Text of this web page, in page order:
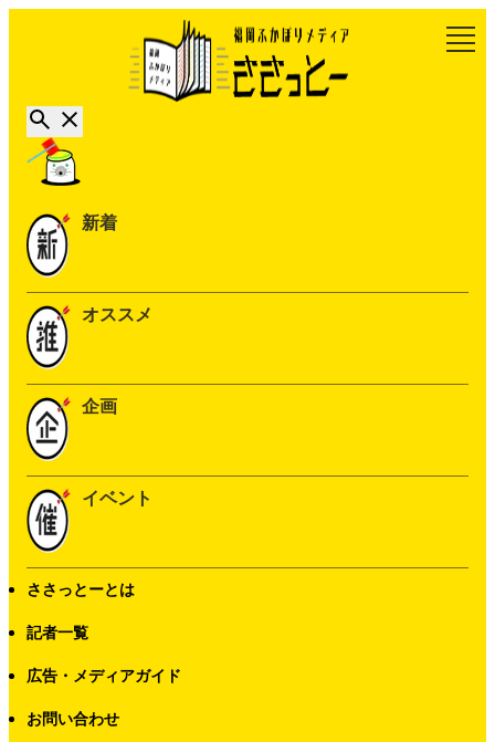
新着
オススメ
企画
イベント
ささっとーとは
記者一覧
広告・メディアガイド
お問い合わせ